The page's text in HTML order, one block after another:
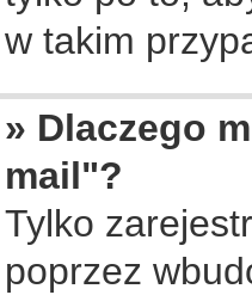
w takim
» Dlaczego
mail"?
Tylko
poprzez